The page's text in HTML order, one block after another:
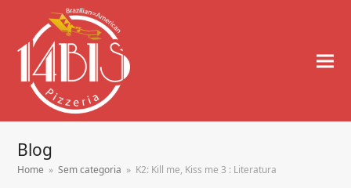
Blog
Home » Sem categoria » K2: Kill me, Kiss me 3 : Literatura